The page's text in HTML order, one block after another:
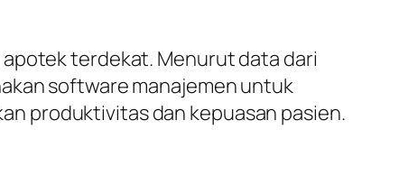
terdekat. Menurut data dari
software manajemen untuk
produktivitas dan kepuasan pasien.